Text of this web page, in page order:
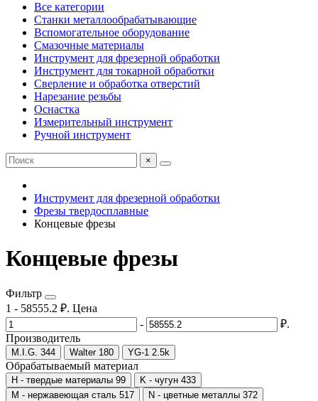
Все категории
Станки металлообрабатывающие
Вспомогательное оборудование
Смазочные материалы
Инструмент для фрезерной обработки
Инструмент для токарной обработки
Сверление и обработка отверстий
Нарезание резьбы
Оснастка
Измерительный инструмент
Ручной инструмент
×
Инструмент для фрезерной обработки
Фрезы твердосплавные
Концевые фрезы
Концевые фрезы
Фильтр
1 - 58555.2 ₽. Цена
-
₽.
Производитель
M.I.G. 344 Walter 180 YG-1 2.5k
Обрабатываемый материал
H - твердые материалы 99 K - чугун 433
M - нержавеющая сталь 517 N - цветные металлы 372